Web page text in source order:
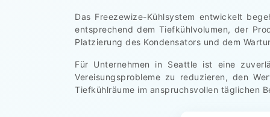
Das Freezewize-Kühlsystem entwickelt
entsprechend dem Tiefkühlvolumen, der
Platzierung des Kondensators und dem
Für Unternehmen in Seattle ist eine
Vereisungsprobleme zu reduzieren, den
Tiefkühlräume im anspruchsvollen täglichen